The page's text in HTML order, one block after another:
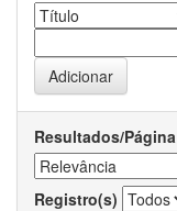
Resultados/Página
Registro(s)